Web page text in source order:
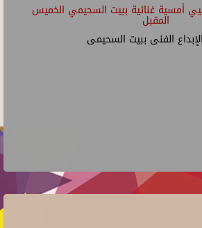
أمسية غنائية ببيت السحيمي الخميس
المقبل
الفنى ببيت السحيمى